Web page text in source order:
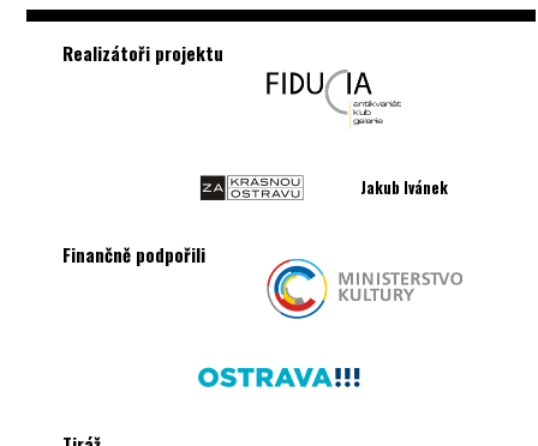
Realizátoři projektu
Jakub Ivánek
Finančně podpořili